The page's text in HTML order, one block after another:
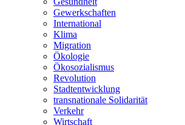
Gewerkschaften
International
Klima
Migration
Ökologie
Ökosozialismus
Revolution
Stadtentwicklung
transnationale Solidarität
Verkehr
Wirtschaft